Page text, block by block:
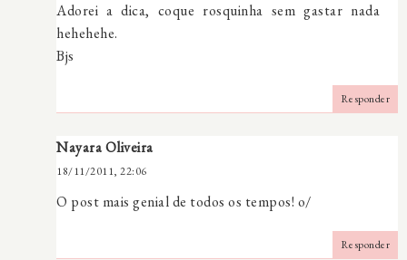
Adorei a dica, coque rosquinha sem gastar nada
hehehehe.
Bjs
Responder
Nayara Oliveira
18/11/2011, 22:06
O post mais genial de todos os tempos! o/
Responder